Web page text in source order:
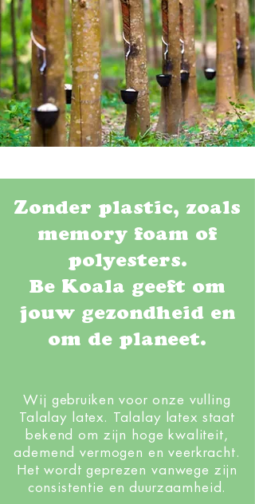
Zonder plastic, zoals
memory foam of
polyesters.
Be Koala geeft om
jouw gezondheid en
om de planeet.
Wij gebruiken voor onze vulling
Talalay latex. Talalay latex staat
bekend om zijn hoge kwaliteit,
ademend vermogen en veerkracht.
Het wordt geprezen vanwege zijn
consistentie en duurzaamheid.